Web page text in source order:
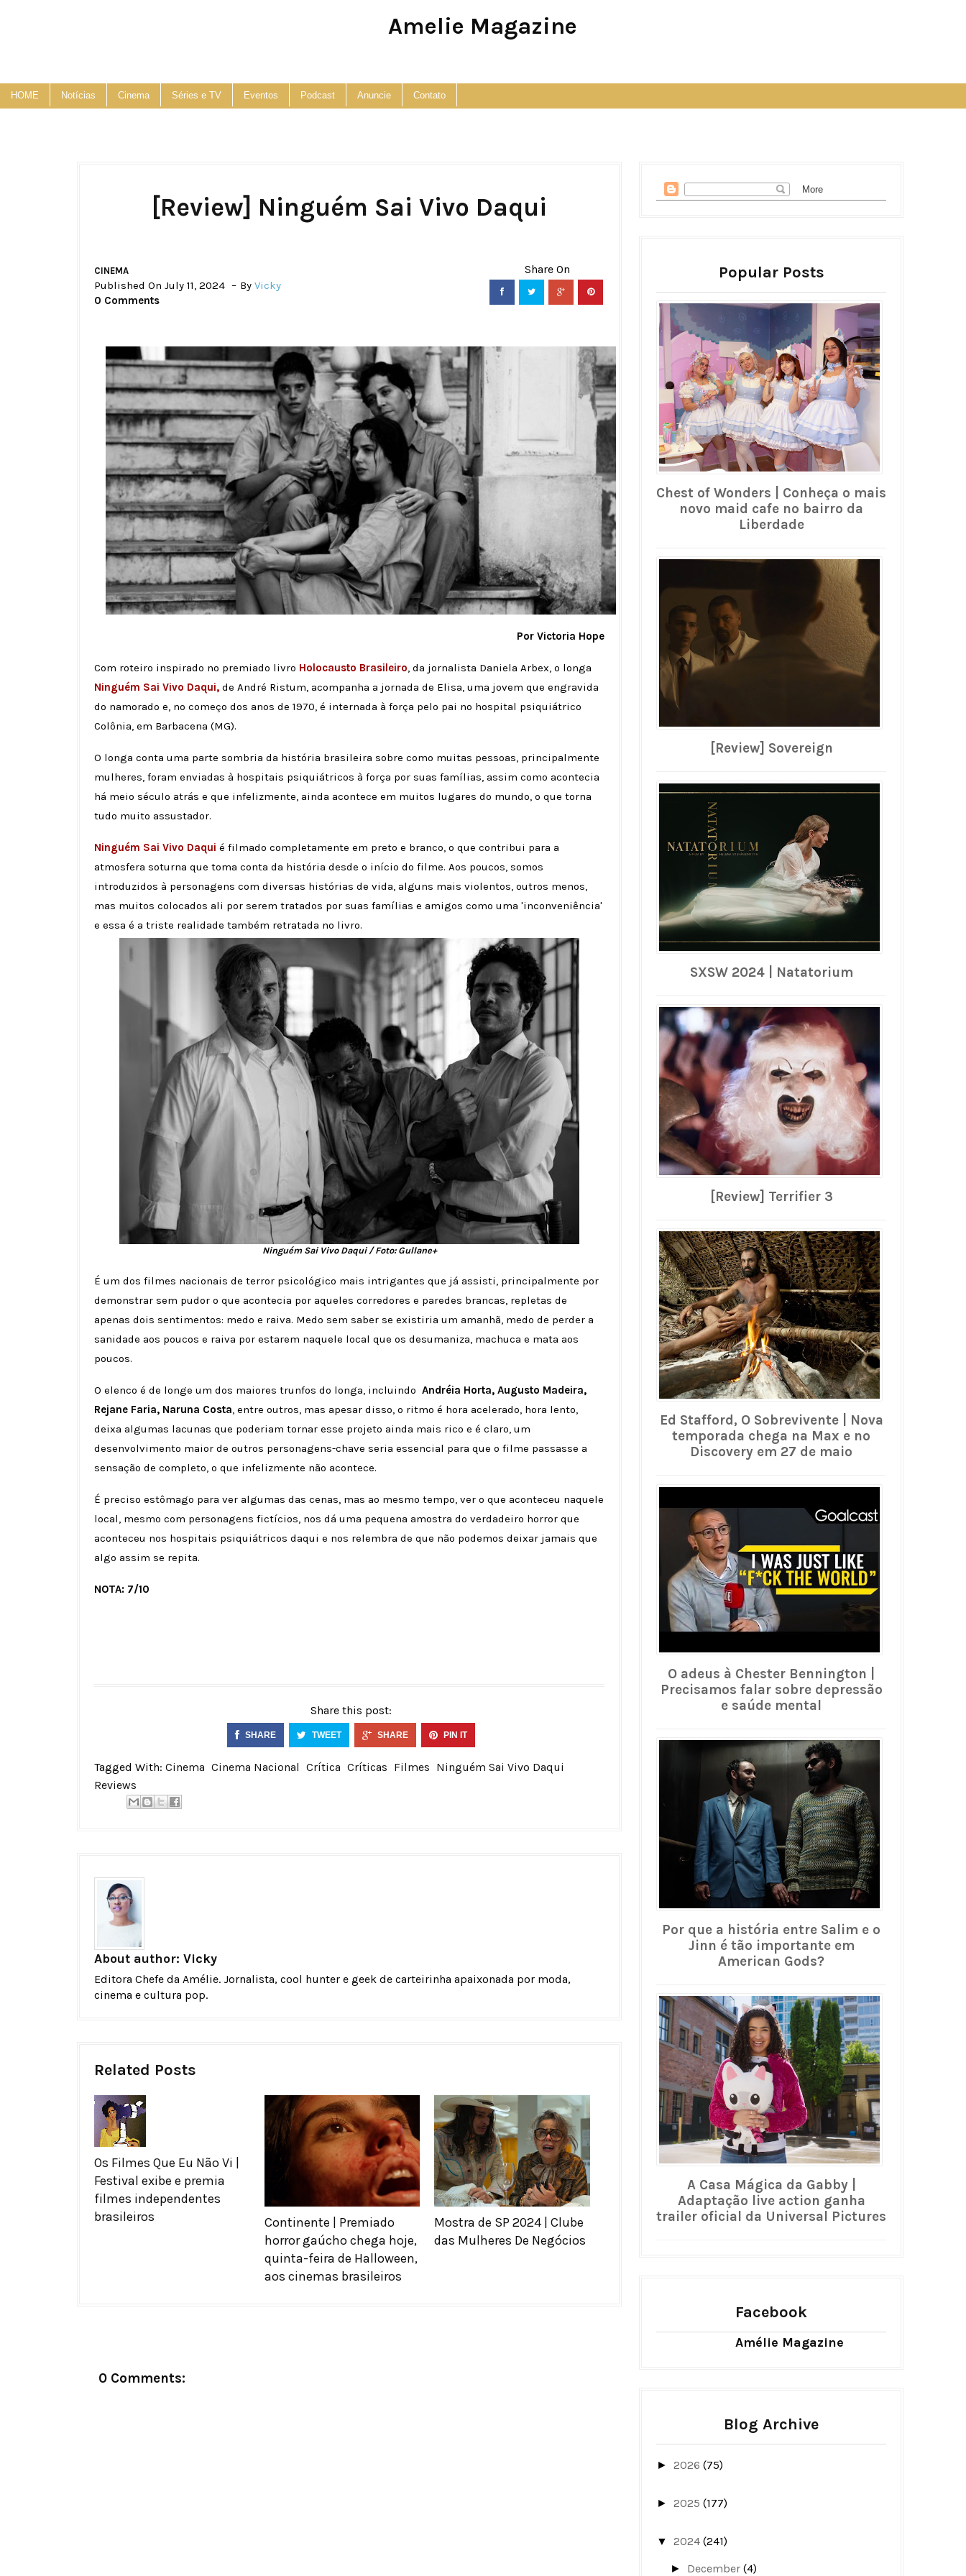
Amelie Magazine
HOME Notícias Cinema Séries e TV Eventos Podcast Anuncie Contato
[Review] Ninguém Sai Vivo Daqui
CINEMA
Published On July 11, 2024 By Vicky
0 Comments
Por Victoria Hope
Com roteiro inspirado no premiado livro Holocausto Brasileiro, da jornalista Daniela Arbex, o longa
Ninguém Sai Vivo Daqui, de André Ristum, acompanha a jornada de Elisa, uma jovem que engravida
do namorado e, no começo dos anos de 1970, é internada à força pelo pai no hospital psiquiátrico
Colônia, em Barbacena (MG).
O longa conta uma parte sombria da história brasileira sobre como muitas pessoas, principalmente
mulheres, foram enviadas à hospitais psiquiátricos à força por suas famílias, assim como acontecia
há meio século atrás e que infelizmente, ainda acontece em muitos lugares do mundo, o que torna
tudo muito assustador.
Ninguém Sai Vivo Daqui é filmado completamente em preto e branco, o que contribui para a
atmosfera soturna que toma conta da história desde o início do filme. Aos poucos, somos
introduzidos à personagens com diversas histórias de vida, alguns mais violentos, outros menos,
mas muitos colocados ali por serem tratados por suas famílias e amigos como uma 'inconveniência'
e essa é a triste realidade também retratada no livro.
Ninguém Sai Vivo Daqui / Foto: Gullane+
É um dos filmes nacionais de terror psicológico mais intrigantes que já assisti, principalmente por
demonstrar sem pudor o que acontecia por aqueles corredores e paredes brancas, repletas de
apenas dois sentimentos: medo e raiva. Medo sem saber se existiria um amanhã, medo de perder a
sanidade aos poucos e raiva por estarem naquele local que os desumaniza, machuca e mata aos
poucos.
O elenco é de longe um dos maiores trunfos do longa, incluindo Andréia Horta, Augusto Madeira,
Rejane Faria, Naruna Costa, entre outros, mas apesar disso, o ritmo é hora acelerado, hora lento,
deixa algumas lacunas que poderiam tornar esse projeto ainda mais rico e é claro, um
desenvolvimento maior de outros personagens-chave seria essencial para que o filme passasse a
sensação de completo, o que infelizmente não acontece.
É preciso estômago para ver algumas das cenas, mas ao mesmo tempo, ver o que aconteceu naquele
local, mesmo com personagens fictícios, nos dá uma pequena amostra do verdadeiro horror que
aconteceu nos hospitais psiquiátricos daqui e nos relembra de que não podemos deixar jamais que
algo assim se repita.
NOTA: 7/10
Share this post:
SHARE TWEET SHARE PIN IT
Tagged With: Cinema Cinema Nacional Crítica Críticas Filmes Ninguém Sai Vivo Daqui
Reviews
About author: Vicky
Editora Chefe da Amélie. Jornalista, cool hunter e geek de carteirinha apaixonada por moda,
cinema e cultura pop.
Related Posts
Os Filmes Que Eu Não Vi |
Festival exibe e premia
filmes independentes
brasileiros
Continente | Premiado
horror gaúcho chega hoje,
quinta-feira de Halloween,
aos cinemas brasileiros
Mostra de SP 2024 | Clube
das Mulheres De Negócios
0 Comments:
Popular Posts
Chest of Wonders | Conheça o mais
novo maid cafe no bairro da
Liberdade
[Review] Sovereign
SXSW 2024 | Natatorium
[Review] Terrifier 3
Ed Stafford, O Sobrevivente | Nova
temporada chega na Max e no
Discovery em 27 de maio
O adeus à Chester Bennington |
Precisamos falar sobre depressão
e saúde mental
Por que a história entre Salim e o
Jinn é tão importante em
American Gods?
A Casa Mágica da Gabby |
Adaptação live action ganha
trailer oficial da Universal Pictures
Facebook
Amélie Magazine
Blog Archive
► 2026 (75)
► 2025 (177)
▼ 2024 (241)
► December(4)